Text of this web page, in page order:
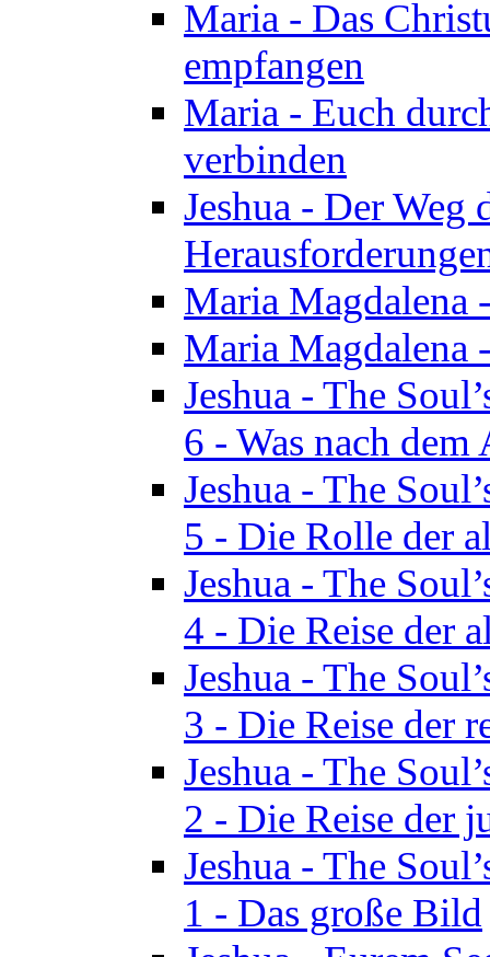
Maria - Das
empfangen
Maria - Euch
verbinden
Jeshua - Der Weg
Maria Magdalena
Maria Magdalena
Jeshua - The
6 - Was nach
Jeshua - The
5 - Die Rolle der
Jeshua - The
4 - Die Reise der
Jeshua - The
3 - Die Reise der
Jeshua - The
2 - Die Reise der
Jeshua - The
1 - Das große Bild